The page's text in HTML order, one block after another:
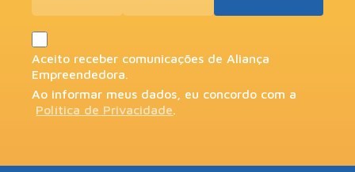
Aceito receber comunicações de Aliança
Empreendedora.
Ao informar meus dados, eu concordo com a
Política de Privacidade.